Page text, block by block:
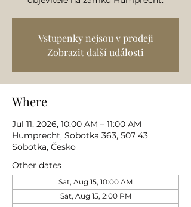
Vstupenky nejsou v prodeji
Zobrazit další události
Where
Jul 11, 2026, 10:00 AM – 11:00 AM
Humprecht, Sobotka 363, 507 43
Sobotka, Česko
Other dates
Sat, Aug 15, 10:00 AM
Sat, Aug 15, 2:00 PM